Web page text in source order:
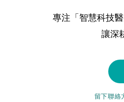
專注「智慧科技
讓深
留下聯絡